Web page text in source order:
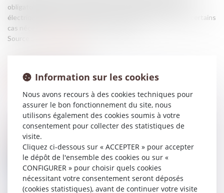
Source :
obligatoire, même si votre vélo est un modèle à assistance
électrique (tant qu’il ne dépasse pas 25 km/h). Cependant, certains
cas nécessitent une attention particulière...
Certificats de décès : les IDEL désormais
rémunérées
15JUIL.
Information sur les cookies
Nous avons recours à des cookies techniques pour
assurer le bon fonctionnement du site, nous
utilisons également des cookies soumis à votre
consentement pour collecter des statistiques de
visite.
Cliquez ci-dessous sur « ACCEPTER » pour accepter
le dépôt de l'ensemble des cookies ou sur «
CONFIGURER » pour choisir quels cookies
nécessitant votre consentement seront déposés
(cookies statistiques), avant de continuer votre visite